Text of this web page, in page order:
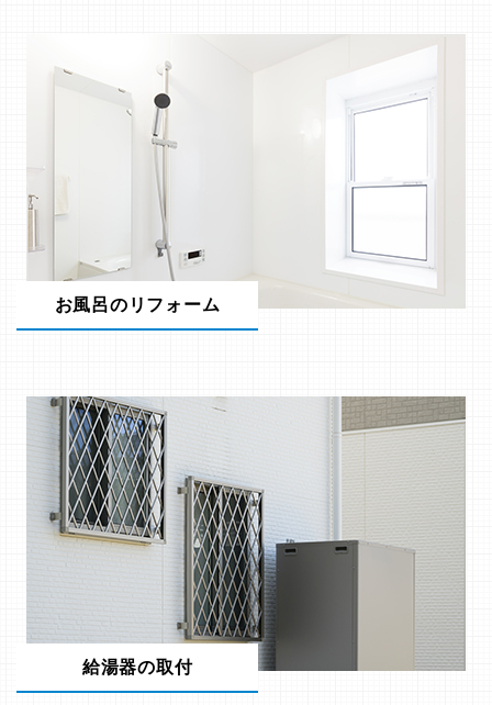
お風呂のリフォーム
給湯器の取付